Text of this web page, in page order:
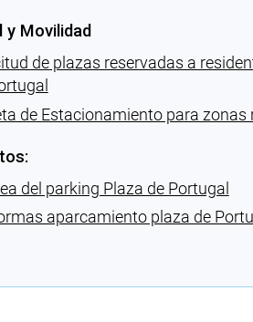
y Movilidad
de plazas reservadas a
de Estacionamiento para
del parking Plaza de Portugal
aparcamiento plaza de